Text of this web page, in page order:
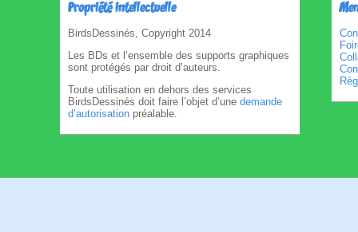
Propriété intellectuelle
BirdsDessinés, Copyright 2014
Les BDs et l’ensemble des supports graphiques
sont protégés par droit d’auteurs.
Toute utilisation en dehors des services
BirdsDessinés doit faire l’objet d’une demande
d’autorisation préalable.